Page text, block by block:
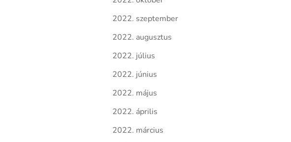
2022. szeptember
2022. augusztus
2022. július
2022. június
2022. május
2022. április
2022. március